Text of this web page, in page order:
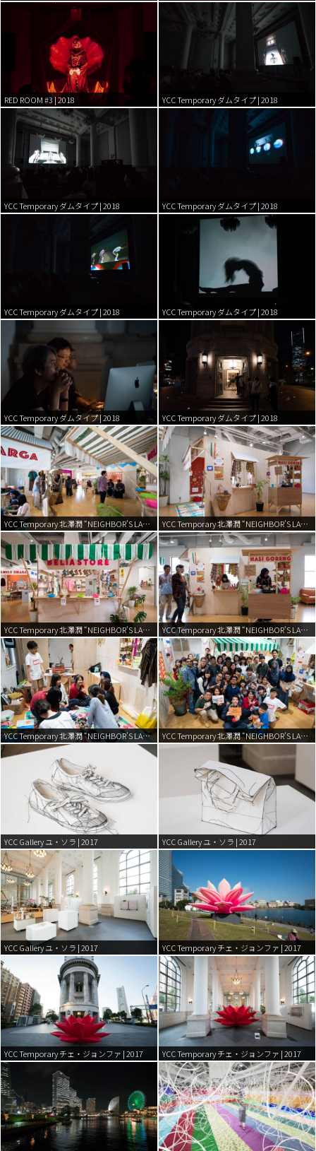
RED ROOM #3 | 2018 YCC Temporary ダムタイプ | 2018
YCC Temporary ダムタイプ | 2018 YCC Temporary ダムタイプ | 2018
YCC Temporary ダムタイプ | 2018 YCC Temporary ダムタイプ | 2018
YCC Temporary ダムタイプ | 2018 YCC Temporary ダムタイプ | 2018
YCC Temporary 北澤潤 “NEIGHBOR’S LAND” | 2018 YCC Temporary 北澤潤 “NEIGHBOR’S LAND” | 2018
YCC Temporary 北澤潤 “NEIGHBOR’S LAND” | 2018 YCC Temporary 北澤潤 “NEIGHBOR’S LAND” | 2018
YCC Temporary 北澤潤 “NEIGHBOR’S LAND” | 2018 YCC Temporary 北澤潤 “NEIGHBOR’S LAND” | 2018
YCC Gallery ユ・ソラ | 2017 YCC Gallery ユ・ソラ | 2017
YCC Gallery ユ・ソラ | 2017 YCC Temporary チェ・ジョンファ | 2017
YCC Temporary チェ・ジョンファ | 2017 YCC Temporary チェ・ジョンファ | 2017